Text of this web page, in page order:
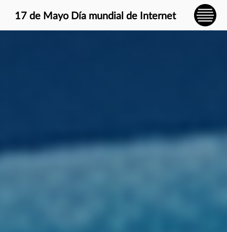
17 de Mayo Día mundial de Internet